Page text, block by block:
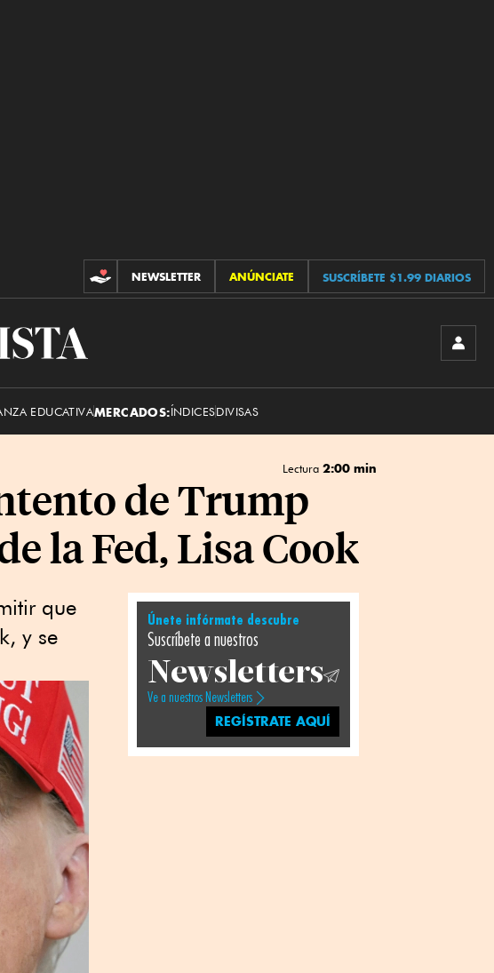
CONTRIBUCIONES
NEWSLETTER ANÚNCIATE SUSCRÍBETE $1.99 DIARIOS
EDUCATIVAMERCADOS:ÍNDICESDIVISAS
Lectura 2:00 min
de Trump
la Fed, Lisa Cook
que
y se
Únete infórmate descubre
Suscríbete a nuestros
Newsletters
Ve a nuestros Newsletters
REGÍSTRATE AQUÍ